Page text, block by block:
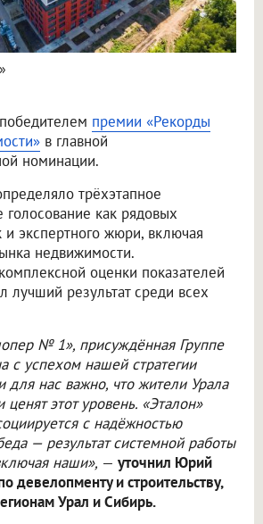
премии «Рекорды
в главной
номинации.
трёхэтапное
голосование как рядовых
и экспертного жюри, включая
недвижимости.
оценки показателей
лучший результат среди всех
№ 1», присуждённая Группе
с успехом нашей стратегии
для нас важно, что жители Урала
этот уровень. «Эталон»
с надёжностью
— результат системной работы
наши», — уточнил Юрий
девелопменту и строительству,
Урал и Сибирь.